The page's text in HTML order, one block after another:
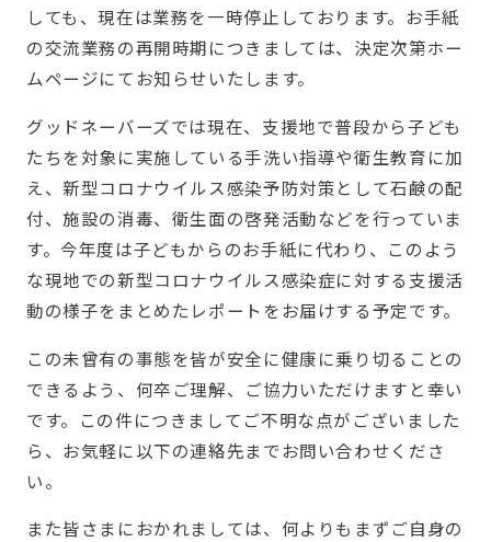
しても、現在は業務を一時停止しております。お手紙
の交流業務の再開時期につきましては、決定次第ホー
ムページにてお知らせいたします。
グッドネーバーズでは現在、支援地で普段から子ども
たちを対象に実施している手洗い指導や衛生教育に加
え、新型コロナウイルス感染予防対策として石鹸の配
付、施設の消毒、衛生面の啓発活動などを行っていま
す。今年度は子どもからのお手紙に代わり、このよう
な現地での新型コロナウイルス感染症に対する支援活
動の様子をまとめたレポートをお届けする予定です。
この未曾有の事態を皆が安全に健康に乗り切ることの
できるよう、何卒ご理解、ご協力いただけますと幸い
です。この件につきましてご不明な点がございました
ら、お気軽に以下の連絡先までお問い合わせくださ
い。
また皆さまにおかれましては、何よりもまずご自身の